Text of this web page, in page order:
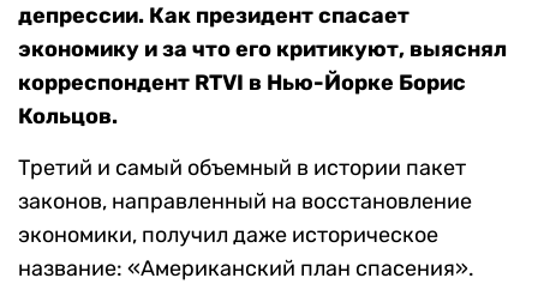
депрессии. Как президент спасает
экономику и за что его критикуют, выяснял
корреспондент RTVI в Нью-Йорке Борис
Кольцов.
Третий и самый объемный в истории пакет
законов, направленный на восстановление
экономики, получил даже историческое
название: «Американский план спасения».